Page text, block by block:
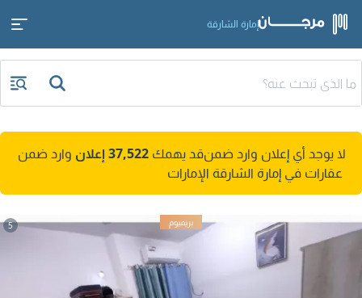
إمارة الشارقة
لا يوجد أي إعلان وارد ضمنقد يهمك 37,522 إعلان
وارد ضمن
عقارات في إمارة الشارقة الإمارات
5